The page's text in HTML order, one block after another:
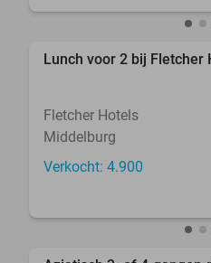
Lunch voor 2 bij Fletcher
Fletcher Hotels
Middelburg
Verkocht: 4.900